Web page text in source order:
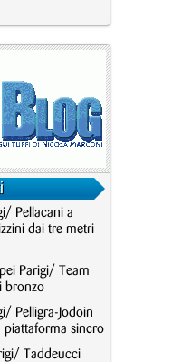
Pellacani a
dai tre metri
Parigi/ Team
bronzo
Pelligra-Jodoin
piattaforma sincro
Taddeucci